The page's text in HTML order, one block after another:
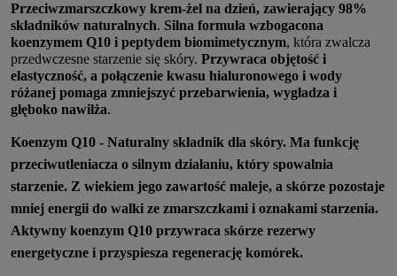
Przeciwzmarszczkowy krem-żel na dzień, zawierający 98%
składników naturalnych. Silna formuła wzbogacona
koenzymem Q10 i peptydem biomimetycznym, która zwalcza
przedwczesne starzenie się skóry. Przywraca objętość i
elastyczność, a połączenie kwasu hialuronowego i wody
różanej pomaga zmniejszyć przebarwienia, wygładza i
głęboko nawilża.
Koenzym Q10 - Naturalny składnik dla skóry. Ma funkcję
przeciwutleniacza o silnym działaniu, który spowalnia
starzenie. Z wiekiem jego zawartość maleje, a skórze pozostaje
mniej energii do walki ze zmarszczkami i oznakami starzenia.
Aktywny koenzym Q10 przywraca skórze rezerwy
energetyczne i przyspiesza regenerację komórek.